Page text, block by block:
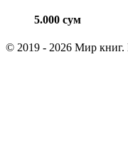
5.000 сум
© 2019 - 2026 Мир